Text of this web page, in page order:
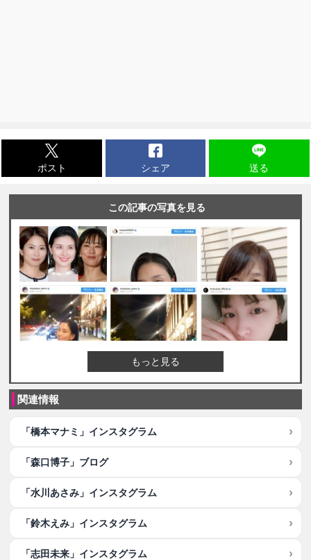
ポスト シェア 送る
この記事の写真を見る
もっと見る
関連情報
「橋本マナミ」インスタグラム
「森口博子」ブログ
「水川あさみ」インスタグラム
「鈴木えみ」インスタグラム
「志田未来」インスタグラム